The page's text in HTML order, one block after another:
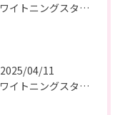
ホワイトニングスタッフ日記
2025/04/11
ホワイトニングスタッフ日記